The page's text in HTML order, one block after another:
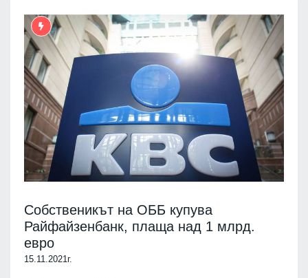
Собственикът на ОББ купува
Райфайзенбанк, плаща над 1 млрд.
евро
15.11.2021г.